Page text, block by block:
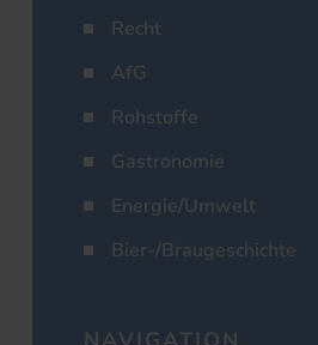
Recht
AfG
Rohstoffe
Gastronomie
Energie/Umwelt
Bier-/Braugeschichte